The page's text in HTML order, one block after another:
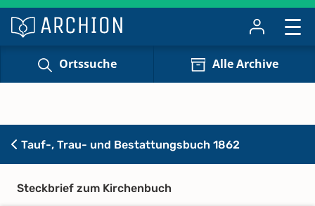
Ortssuche Alle Archive
Tauf-, Trau- und Bestattungsbuch 1862
Steckbrief zum Kirchenbuch